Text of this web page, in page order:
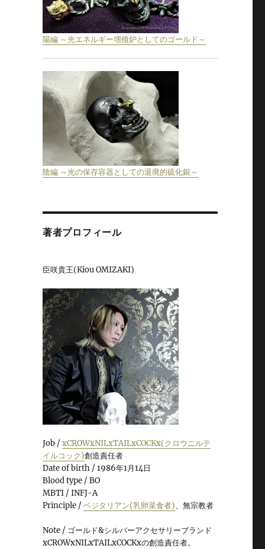
陽編 ～光エネルギー増殖炉としてのゴールド～
陰編 ～光の保存容器としての退廃的硫化銀～
著者プロフィール
臣咲貴王(Kiou OMIZAKI)
Job / xCROWxNILxTAILxCOCKx(クロウニルテ
イルコック)創造責任者
Date of birth / 1986年1月14日
Blood type / BO
MBTI / INFJ-A
Principle / ベジタリアン(乳卵菜食者)、無宗教者
Note / ゴールド&シルバーアクセサリーブランド
xCROWxNILxTAILxCOCKxの創造責任者。